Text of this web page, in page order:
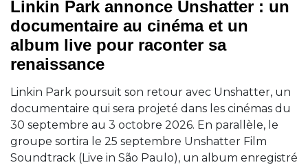
Linkin Park annonce Unshatter : un
documentaire au cinéma et un
album live pour raconter sa
renaissance
Linkin Park poursuit son retour avec Unshatter, un
documentaire qui sera projeté dans les cinémas du
30 septembre au 3 octobre 2026. En parallèle, le
groupe sortira le 25 septembre Unshatter Film
Soundtrack (Live in São Paulo), un album enregistré